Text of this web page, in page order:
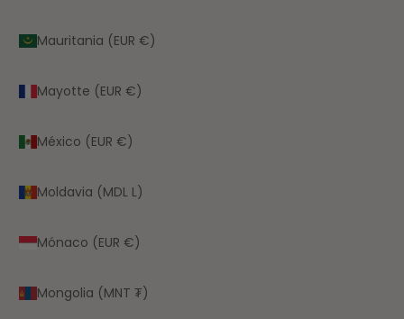
Mauritania (EUR €)
Mayotte (EUR €)
México (EUR €)
Moldavia (MDL L)
Mónaco (EUR €)
Mongolia (MNT ₮)